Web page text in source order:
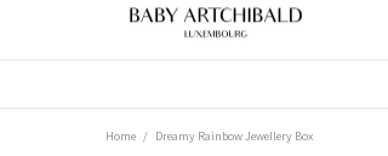
Home Dreamy Rainbow Jewellery Box